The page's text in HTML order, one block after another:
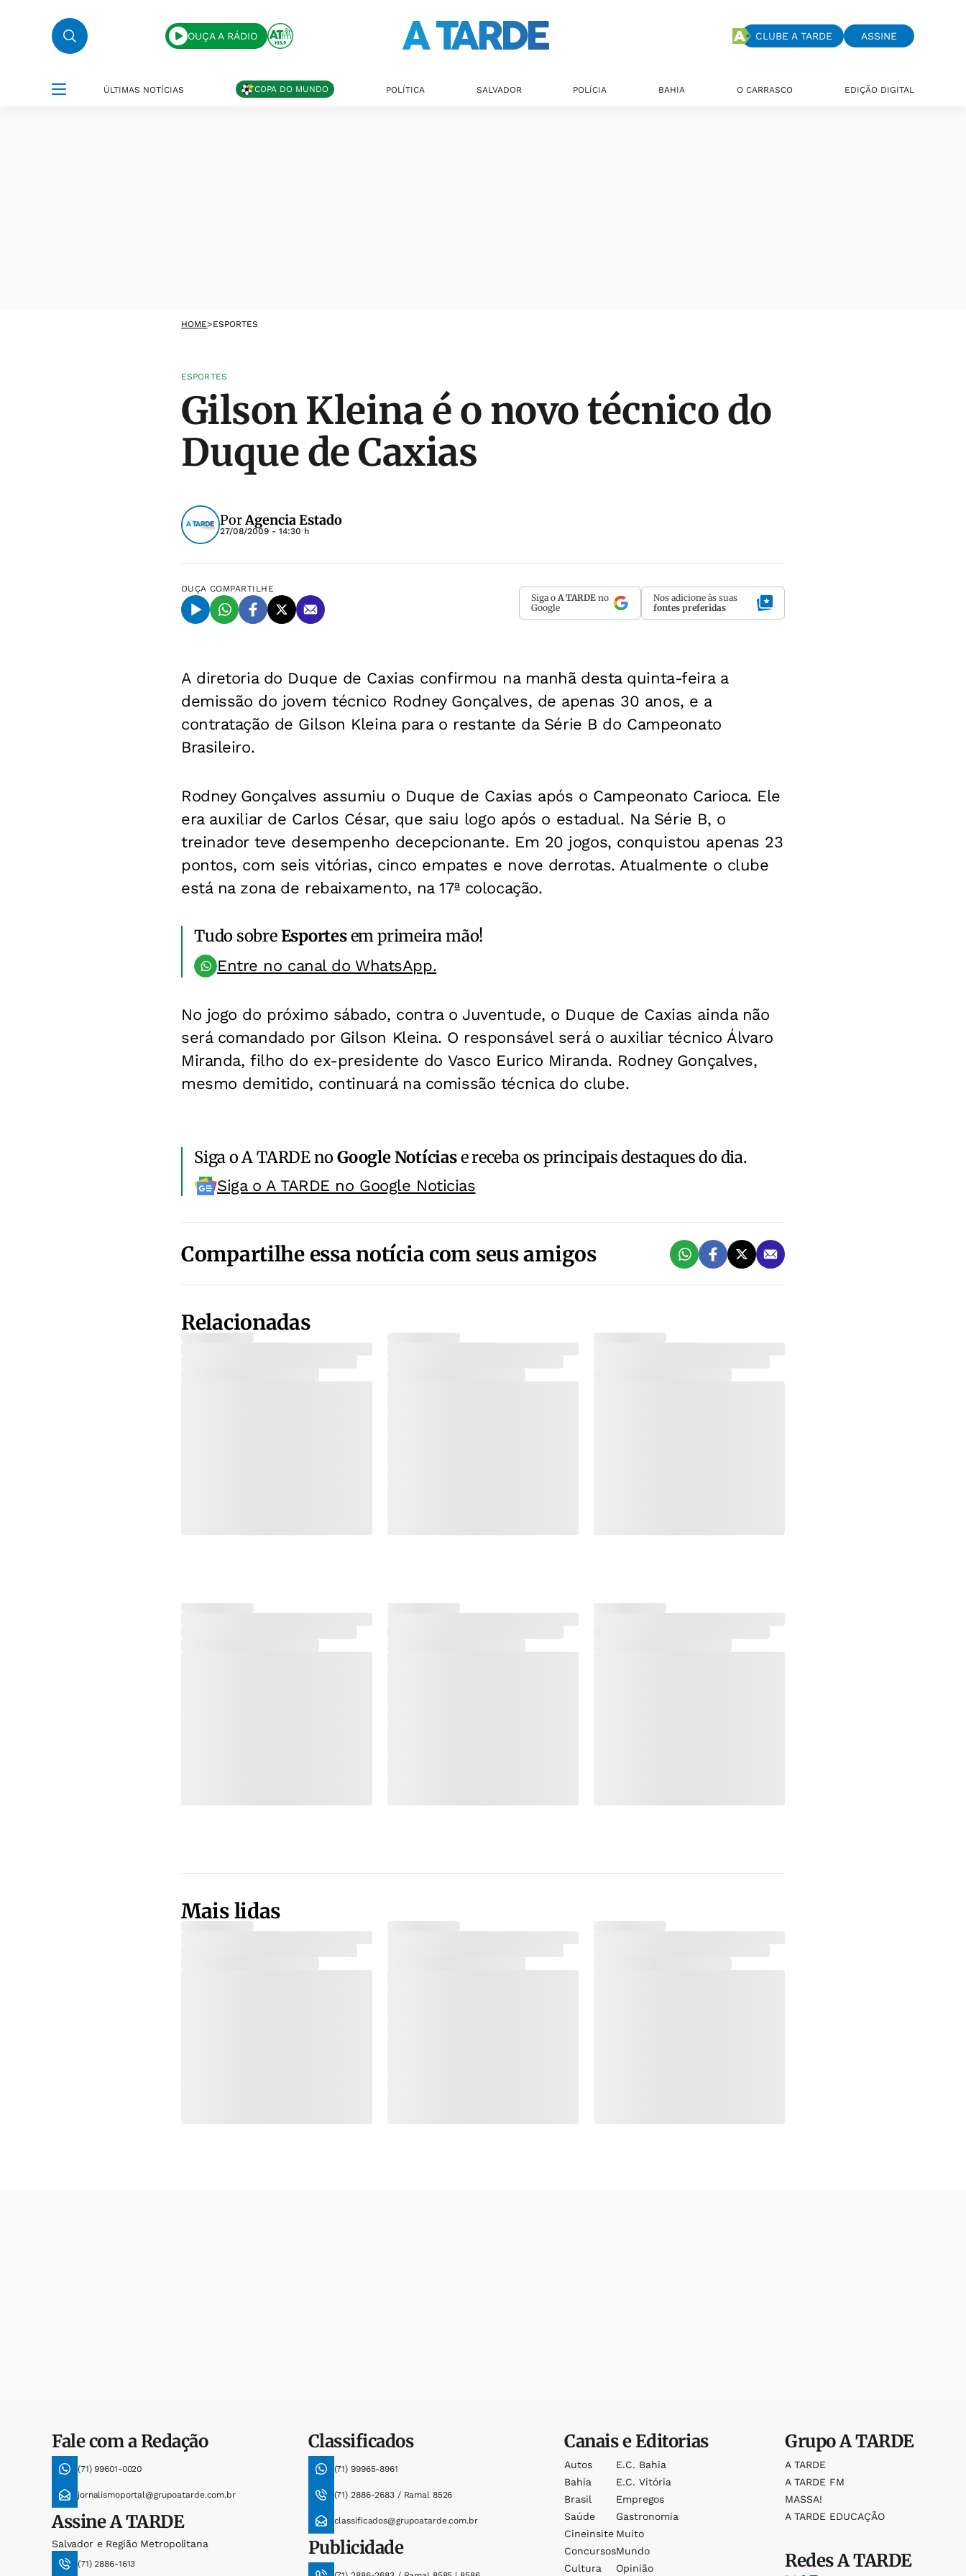
OUÇA A RÁDIO CLUBE A TARDE ASSINE
ÚLTIMAS NOTÍCIAS COPA DO MUNDO POLÍTICA SALVADOR POLÍCIA BAHIA O CARRASCO EDIÇÃO DIGITAL
HOME>ESPORTES
ESPORTES
Gilson Kleina é o novo técnico do
Duque de Caxias
PorAgencia Estado
27/08/2009 - 14:30 h
OUÇA COMPARTILHE
Siga o A TARDE no
Google
Nos adicione às suas
fontes preferidas
A diretoria do Duque de Caxias confirmou na manhã desta quinta-feira a
demissão do jovem técnico Rodney Gonçalves, de apenas 30 anos, e a
contratação de Gilson Kleina para o restante da Série B do Campeonato
Brasileiro.
Rodney Gonçalves assumiu o Duque de Caxias após o Campeonato Carioca. Ele
era auxiliar de Carlos César, que saiu logo após o estadual. Na Série B, o
treinador teve desempenho decepcionante. Em 20 jogos, conquistou apenas 23
pontos, com seis vitórias, cinco empates e nove derrotas. Atualmente o clube
está na zona de rebaixamento, na 17ª colocação.
Tudo sobreEsportesem primeira mão!
Entre no canal do WhatsApp.
No jogo do próximo sábado, contra o Juventude, o Duque de Caxias ainda não
será comandado por Gilson Kleina. O responsável será o auxiliar técnico Álvaro
Miranda, filho do ex-presidente do Vasco Eurico Miranda. Rodney Gonçalves,
mesmo demitido, continuará na comissão técnica do clube.
Siga o A TARDE noGoogle Notíciase receba os principais destaques do dia.
Siga o A TARDE no Google Noticias
Compartilhe essa notícia com seus amigos
Relacionadas
Mais lidas
Fale com a Redação
(71) 99601-0020
jornalismoportal@grupoatarde.com.br
AssineA TARDE
Salvador e Região Metropolitana
(71) 2886-1613
Classificados
(71) 99965-8961
(71) 2886-2683 / Ramal 8526
classificados@grupoatarde.com.br
Publicidade
Canais e Editorias
Autos
Bahia
Brasil
Saúde
Cineinsite
Concursos
Cultura
E.c. Bahia
E.c. Vitória
Empregos
Gastronomia
Muito
Mundo
Opinião
GrupoA TARDE
A TARDE
A TARDE FM
MASSA!
A TARDE EDUCAÇÃO
RedesA TARDE